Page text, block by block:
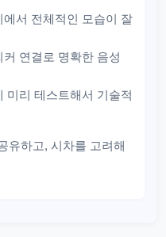
에서 전체적인 모습이 잘
연결로 명확한 음성
미리 테스트해서 기술적
유하고, 시차를 고려해